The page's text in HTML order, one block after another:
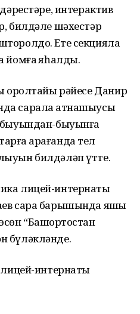
интерактив
билдәле шәхестәр
Ете секцияла
йомғаҡ яһалды.
ҡоролтайы рәйесе Данир
сарала ҡатнашыусы
быуындан-быуынға
ҡарағанда тел
билдәләп үтте.
лицей-интернаты
сара барышында яҡшы
“Башҡортостан
бүләкләнде.
интернаты